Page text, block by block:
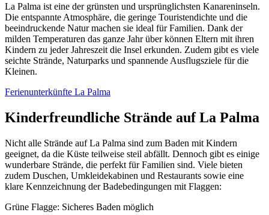
La Palma ist eine der grünsten und ursprünglichsten Kanareninseln.
Die entspannte Atmosphäre, die geringe Touristendichte und die
beeindruckende Natur machen sie ideal für Familien. Dank der
milden Temperaturen das ganze Jahr über können Eltern mit ihren
Kindern zu jeder Jahreszeit die Insel erkunden. Zudem gibt es viele
seichte Strände, Naturparks und spannende Ausflugsziele für die
Kleinen.
Ferienunterkünfte La Palma
Kinderfreundliche Strände auf La Palma
Nicht alle Strände auf La Palma sind zum Baden mit Kindern
geeignet, da die Küste teilweise steil abfällt. Dennoch gibt es einige
wunderbare Strände, die perfekt für Familien sind. Viele bieten
zudem Duschen, Umkleidekabinen und Restaurants sowie eine
klare Kennzeichnung der Badebedingungen mit Flaggen:
Grüne Flagge: Sicheres Baden möglich